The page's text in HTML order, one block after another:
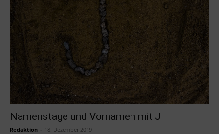
Namenstage und Vornamen mit J
Redaktion 18. Dezember 2019